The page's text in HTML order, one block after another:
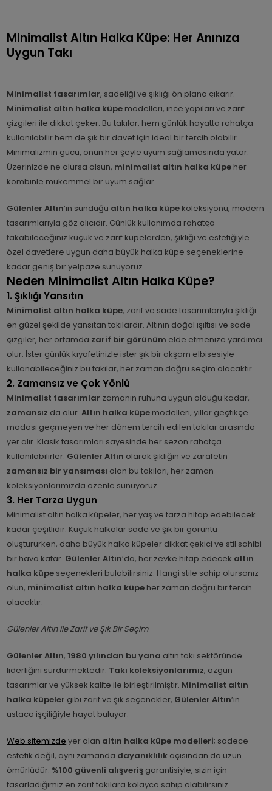
Minimalist Altın Halka Küpe: Her Anınıza
Uygun Takı
Minimalist tasarımlar, sadeliği ve şıklığı ön plana çıkarır.
Minimalist altın halka küpe modelleri, ince yapıları ve zarif
çizgileri ile dikkat çeker. Bu takılar, hem günlük hayatta rahatça
kullanılabilir hem de şık bir davet için ideal bir tercih olabilir.
Minimalizmin gücü, onun her şeyle uyum sağlamasında yatar.
Üzerinizde ne olursa olsun, minimalist altın halka küpe her
kombinle mükemmel bir uyum sağlar.
Gülenler Altın’ın sunduğu altın halka küpe koleksiyonu, modern
tasarımlarıyla göz alıcıdır. Günlük kullanımda rahatça
takabileceğiniz küçük ve zarif küpelerden, şıklığı ve estetiğiyle
özel davetlere uygun daha büyük halka küpe seçeneklerine
kadar geniş bir yelpaze sunuyoruz.
Neden Minimalist Altın Halka Küpe?
1. Şıklığı Yansıtın
Minimalist altın halka küpe, zarif ve sade tasarımlarıyla şıklığı
en güzel şekilde yansıtan takılardır. Altının doğal ışıltısı ve sade
çizgiler, her ortamda zarif bir görünüm elde etmenize yardımcı
olur. İster günlük kıyafetinizle ister şık bir akşam elbisesiyle
kullanabileceğiniz bu takılar, her zaman doğru seçim olacaktır.
2. Zamansız ve Çok Yönlü
Minimalist tasarımlar zamanın ruhuna uygun olduğu kadar,
zamansız da olur.Altın halka küpe modelleri, yıllar geçtikçe
modası geçmeyen ve her dönem tercih edilen takılar arasında
yer alır. Klasik tasarımları sayesinde her sezon rahatça
kullanılabilirler. Gülenler Altın olarak şıklığın ve zarafetin
zamansız bir yansıması olan bu takıları, her zaman
koleksiyonlarımızda özenle sunuyoruz.
3. Her Tarza Uygun
Minimalist altın halka küpeler, her yaş ve tarza hitap edebilecek
kadar çeşitlidir. Küçük halkalar sade ve şık bir görüntü
oluştururken, daha büyük halka küpeler dikkat çekici ve stil sahibi
bir hava katar. Gülenler Altın’da, her zevke hitap edecek altın
halka küpe seçenekleri bulabilirsiniz. Hangi stile sahip olursanız
olun, minimalist altın halka küpe her zaman doğru bir tercih
olacaktır.
Gülenler Altın ile Zarif ve Şık Bir Seçim
Gülenler Altın,1980 yılından bu yana altın takı sektöründe
liderliğini sürdürmektedir. Takı koleksiyonlarımız, özgün
tasarımlar ve yüksek kalite ile birleştirilmiştir. Minimalist altın
halka küpeler gibi zarif ve şık seçenekler, Gülenler Altın’ın
ustaca işçiliğiyle hayat buluyor.
Web sitemizde yer alan altın halka küpe modelleri; sadece
estetik değil, aynı zamanda dayanıklılık açısından da uzun
ömürlüdür. %100 güvenli alışveriş garantisiyle, sizin için
tasarladığımız en zarif takılara kolayca sahip olabilirsiniz.